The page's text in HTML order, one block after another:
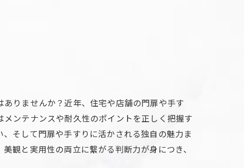
りませんか？近年、住宅や店舗の門扉や手す
ンテナンスや耐久性のポイントを正しく把握す
そして門扉や手すりに活かされる独自の魅力ま
観と実用性の両立に繋がる判断力が身につき、